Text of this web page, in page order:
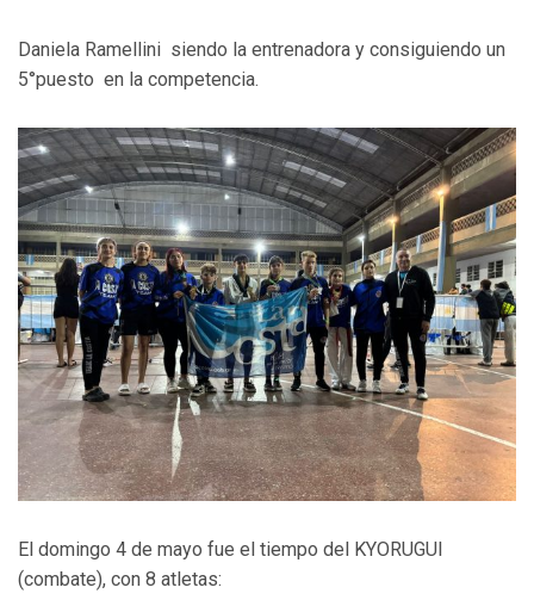
Daniela Ramellini siendo la entrenadora y consiguiendo un
5°puesto en la competencia.
El domingo 4 de mayo fue el tiempo del KYORUGUI
(combate), con 8 atletas: